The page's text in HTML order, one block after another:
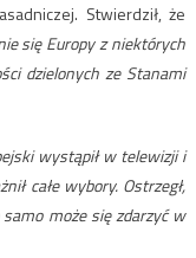
Stwierdził, że
się Europy z niektórych
dzielonych ze Stanami
wystąpił w telewizji i
całe wybory. Ostrzegł,
może się zdarzyć w